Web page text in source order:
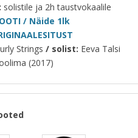
solistile ja 2h taustvokaalile
/ Näide 1lk
Strings / solist: Eeva Talsi
(2017)